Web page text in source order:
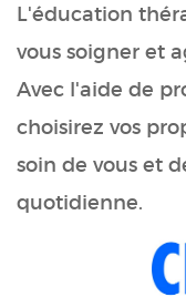
L'éducation
vous soigner et
Avec l'aide de
choisirez vos
soin de vous et
quotidienne.